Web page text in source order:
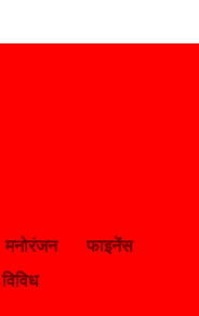
मनोरंजन
फाइनेंस
विविध